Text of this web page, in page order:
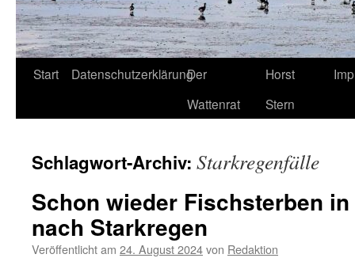
Start DatenschutzerklärungDer
Wattenrat
Horst
Stern
Schlagwort-Archiv: Starkregenfälle
Schon wieder Fischsterben
nach Starkregen
Veröffentlicht am 24. August 2024von Redaktion